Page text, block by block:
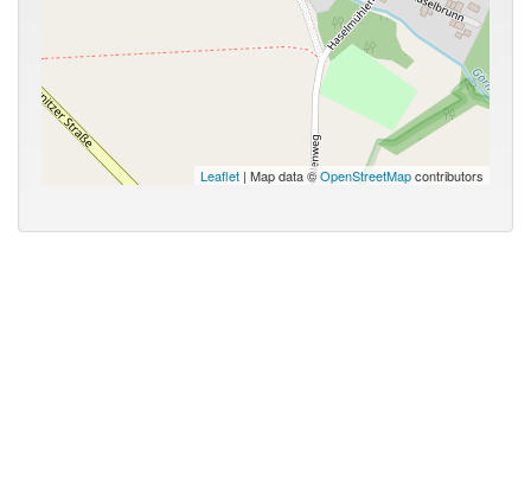
Leaflet | Map data ©OpenStreetMapcontributors